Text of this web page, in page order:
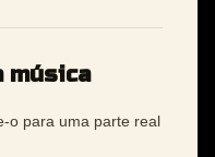
música
o para uma parte real